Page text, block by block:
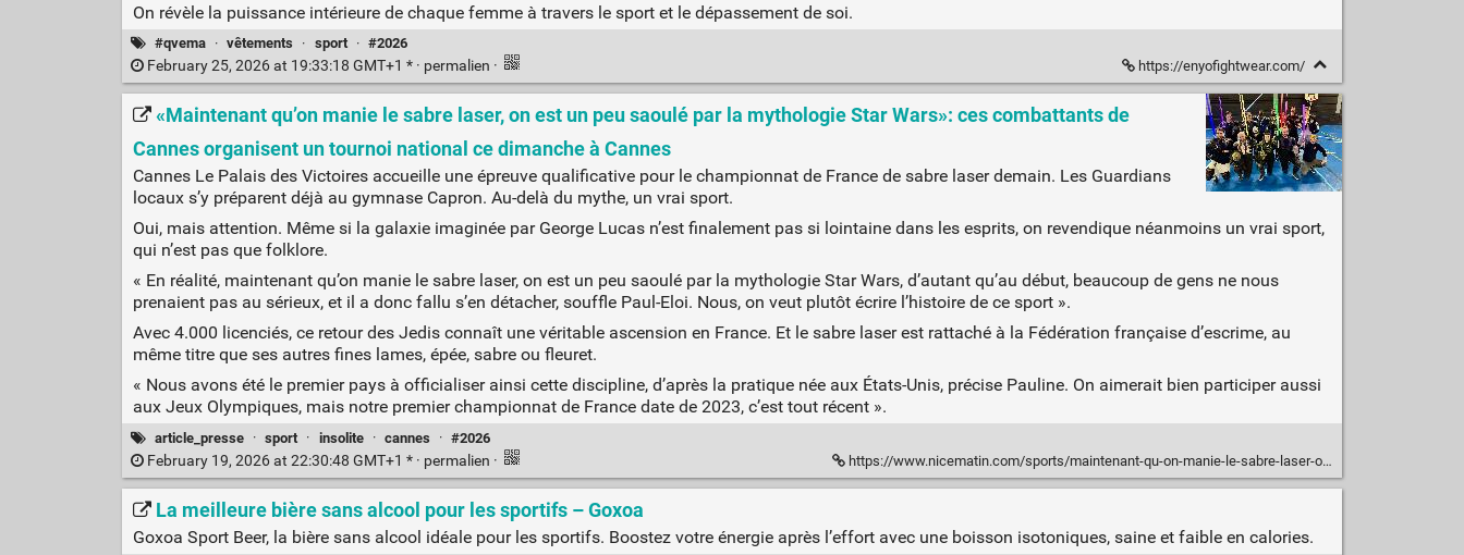
On révèle la puissance intérieure de chaque femme à travers le sport et le dépassement de soi.
#qvema · vêtements · sport · #2026
February 25, 2026 at 19:33:18 GMT+1 * · permalien · https://enyofightwear.com/
«Maintenant qu’on manie le sabre laser, on est un peu saoulé par la mythologie Star Wars»: ces combattants de
Cannes organisent un tournoi national ce dimanche à Cannes
Cannes Le Palais des Victoires accueille une épreuve qualificative pour le championnat de France de sabre laser demain. Les Guardians
locaux s’y préparent déjà au gymnase Capron. Au-delà du mythe, un vrai sport.
Oui, mais attention. Même si la galaxie imaginée par George Lucas n’est finalement pas si lointaine dans les esprits, on revendique néanmoins un vrai sport,
qui n’est pas que folklore.
« En réalité, maintenant qu’on manie le sabre laser, on est un peu saoulé par la mythologie Star Wars, d’autant qu’au début, beaucoup de gens ne nous
prenaient pas au sérieux, et il a donc fallu s’en détacher, souffle Paul-Eloi. Nous, on veut plutôt écrire l’histoire de ce sport ».
Avec 4.000 licenciés, ce retour des Jedis connaît une véritable ascension en France. Et le sabre laser est rattaché à la Fédération française d’escrime, au
même titre que ses autres fines lames, épée, sabre ou fleuret.
« Nous avons été le premier pays à officialiser ainsi cette discipline, d’après la pratique née aux États-Unis, précise Pauline. On aimerait bien participer aussi
aux Jeux Olympiques, mais notre premier championnat de France date de 2023, c’est tout récent ».
article_presse · sport · insolite · cannes · #2026
February 19, 2026 at 22:30:48 GMT+1 * · permalien · https://www.nicematin.com/sports/maintenant-qu-on-manie-le-sabre-laser-on-est-un-peu-saoule-par-la-mythologie-star-wars-ces-combattants-de-cannes-organisent-un-tournoi-national-ce-dimanche-a-cannes-meme-sans-star-wars-ils-s-escriment-au-sabre-laser-10669045
La meilleure bière sans alcool pour les sportifs – Goxoa
Goxoa Sport Beer, la bière sans alcool idéale pour les sportifs. Boostez votre énergie après l’effort avec une boisson isotoniques, saine et faible en calories.